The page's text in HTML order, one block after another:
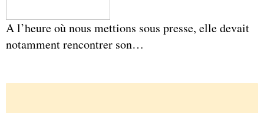
A l’heure où nous mettions sous presse, elle devait
notamment rencontrer son…